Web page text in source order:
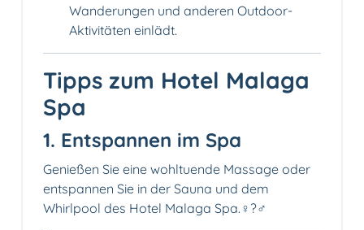
Wanderungen und anderen Outdoor-
Aktivitäten einlädt.
Tipps zum Hotel Malaga
Spa
1. Entspannen im Spa
Genießen Sie eine wohltuende Massage oder
entspannen Sie in der Sauna und dem
Whirlpool des Hotel Malaga Spa.‍♀️?‍♂️